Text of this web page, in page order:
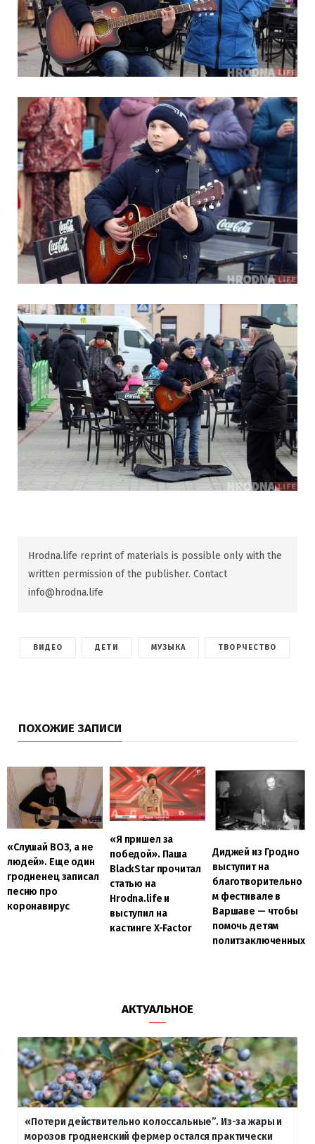
Hrodna.life reprint of materials is possible only with the
written permission of the publisher. Contact
info@hrodna.life
ВИДЕО ДЕТИ МУЗЫКА ТВОРЧЕСТВО
ПОХОЖИЕ ЗАПИСИ
«Слушай ВОЗ, а не
людей». Еще один
гродненец записал
песню про
коронавирус
«Я пришел за
победой». Паша
BlackStar прочитал
статью на
Hrodna.life и
выступил на
кастинге X-Factor
Диджей из Гродно
выступит на
благотворительно
м фестивале в
Варшаве — чтобы
помочь детям
политзаключенных
АКТУАЛЬНОЕ
«Потери действительно колоссальные”. Из-за жары и
морозов гродненский фермер остался практически